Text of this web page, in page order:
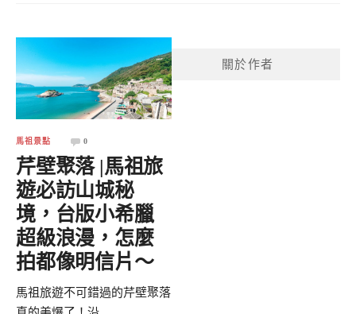
馬祖景點 0
芹壁聚落 |馬祖旅
遊必訪山城秘
境，台版小希臘
超級浪漫，怎麼
拍都像明信片～
馬祖旅遊不可錯過的芹壁聚落
關於作者